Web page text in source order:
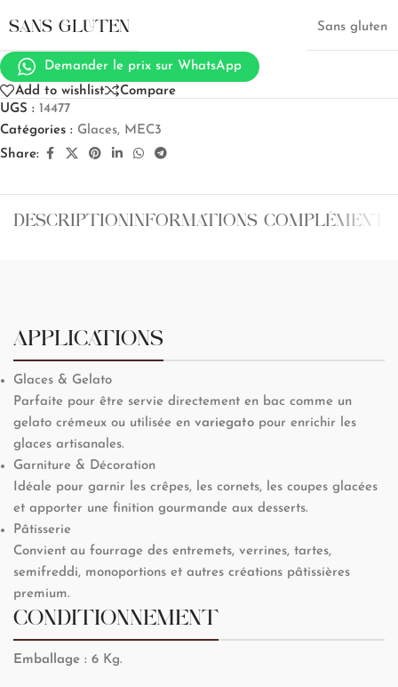
SANS GLUTEN Sans gluten
Demander le prix sur WhatsApp
Add to wishlist
Compare
UGS : 14477
Catégories : Glaces, MEC3
Share:
DESCRIPTIONINFORMATIONS
APPLICATIONS
Glaces & Gelato
Parfaite pour être servie directement en bac comme un
gelato crémeux ou utilisée en variegato pour enrichir les
glaces artisanales.
Garniture & Décoration
Idéale pour garnir les crêpes, les cornets, les coupes glacées
et apporter une finition gourmande aux desserts.
Pâtisserie
Convient au fourrage des entremets, verrines, tartes,
semifreddi, monoportions et autres créations pâtissières
premium.
CONDITIONNEMENT
Emballage : 6 Kg.